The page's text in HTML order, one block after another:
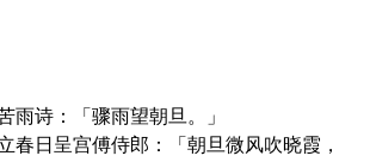
雨诗：「骤雨望朝旦。」
春日呈宫傅侍郎：「朝旦微风吹晓霞，